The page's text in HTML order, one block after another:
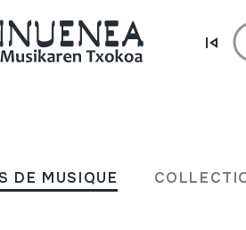
DE MUSIQUE
CITARA